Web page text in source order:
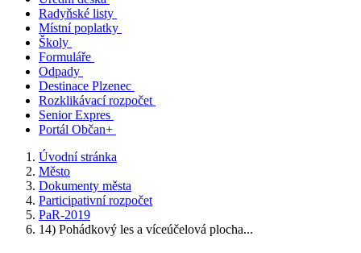
Radyňské listy
Místní poplatky
Školy
Formuláře
Odpady
Destinace Plzenec
Rozklikávací rozpočet
Senior Expres
Portál Občan+
Úvodní stránka
Město
Dokumenty města
Participativní rozpočet
PaR-2019
14) Pohádkový les a víceúčelová plocha...